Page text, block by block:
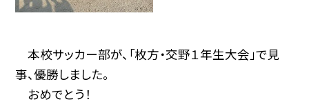
本校サッカー部が、「枚方・交野１年生大会」で見
事、優勝しました。
おめでとう！